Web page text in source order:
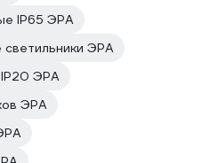
IP65 ЭРА
ЭРА
IP20 ЭРА
ЭРА